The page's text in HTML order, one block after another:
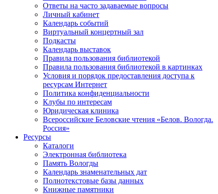
Ответы на часто задаваемые вопросы
Личный кабинет
Календарь событий
Виртуальный концертный зал
Подкасты
Календарь выставок
Правила пользования библиотекой
Правила пользования библиотекой в картинках
Условия и порядок предоставления доступа к
ресурсам Интернет
Политика конфиденциальности
Клубы по интересам
Юридическая клиника
Всероссийские Беловские чтения «Белов. Вологда.
Россия»
Ресурсы
Каталоги
Электронная библиотека
Память Вологды
Календарь знаменательных дат
Полнотекстовые базы данных
Книжные памятники